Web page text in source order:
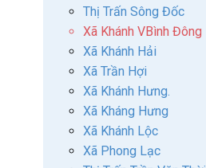
Thị Trấn Sông Đốc
Xã Khánh VBình Đông
Xã Khánh Hải
Xã Trần Hợi
Xã Khánh Hưng.
Xã Kháng Hưng
Xã Khánh Lộc
Xã Phong Lạc